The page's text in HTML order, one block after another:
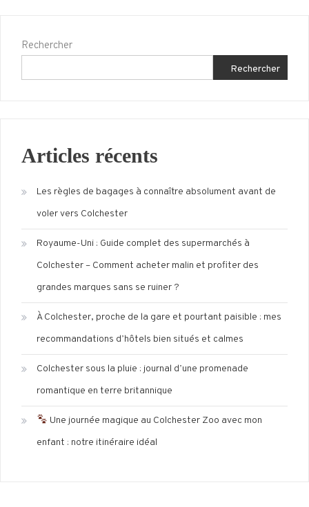
Rechercher
Rechercher
Articles récents
Les règles de bagages à connaître absolument avant de
voler vers Colchester
Royaume-Uni : Guide complet des supermarchés à
Colchester – Comment acheter malin et profiter des
grandes marques sans se ruiner ?
À Colchester, proche de la gare et pourtant paisible : mes
recommandations d’hôtels bien situés et calmes
Colchester sous la pluie : journal d’une promenade
romantique en terre britannique
Une journée magique au Colchester Zoo avec mon
enfant : notre itinéraire idéal